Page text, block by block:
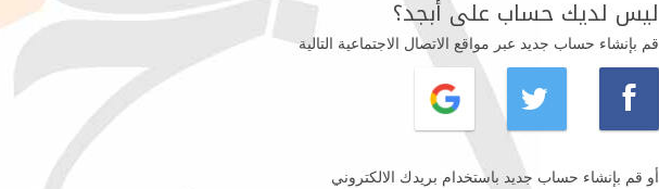
ليس لديك حساب على أبجد؟
قم بإنشاء حساب جديد عبر مواقع الاتصال الاجتماعية التالية
أو قم بإنشاء حساب جديد باستخدام بريدك الالكتروني